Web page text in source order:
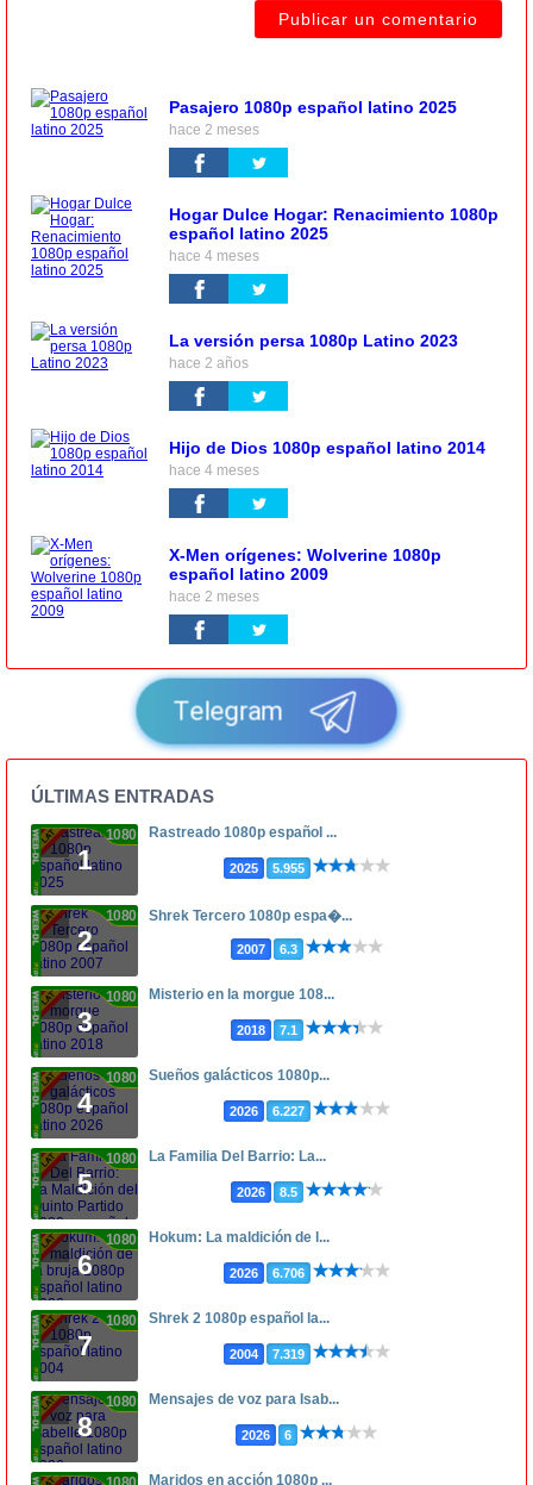
Pasajero 1080p español latino 2025
hace 2 meses
Hogar Dulce Hogar: Renacimiento 1080p
español latino 2025
hace 4 meses
La versión persa 1080p Latino 2023
hace 2 años
Hijo de Dios 1080p español latino 2014
hace 4 meses
X-Men orígenes: Wolverine 1080p
español latino 2009
hace 2 meses
Telegram
ÚLTIMAS ENTRADAS
1
1080p Rastreado 1080p español ...
2025 5.955
2
1080p Shrek Tercero 1080p espa�...
2007 6.3
3
1080p Misterio en la morgue 108...
2018 7.1
4
1080p Sueños galácticos 1080p...
2026 6.227
5
1080p La Familia Del Barrio: La...
2026 8.5
6
1080p Hokum: La maldición de l...
2026 6.706
7
1080p Shrek 2 1080p español la...
2004 7.319
8
1080p Mensajes de voz para Isab...
2026 6
Maridos en acción 1080p ...